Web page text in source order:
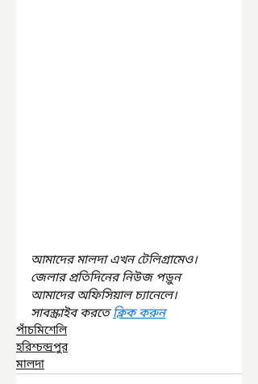
আমাদের মালদা এখন টেলিগ্রামেও।
জেলার প্রতিদিনের নিউজ পড়ুন
আমাদের অফিসিয়াল চ্যানেলে।
সাবস্ক্রাইব করতে ক্লিক করুন
পাঁচমিশেলি
হরিশ্চন্দ্রপুর
মালদা